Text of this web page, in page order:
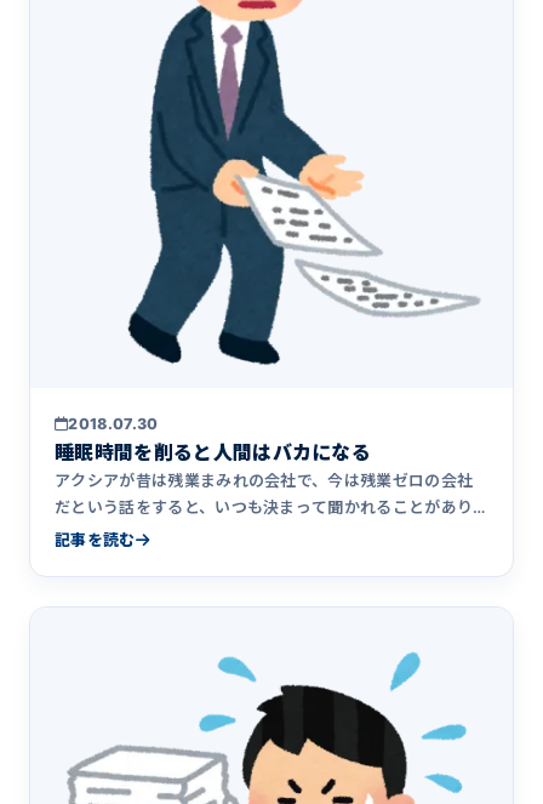
2018.07.30
睡眠時間を削ると人間はバカになる
アクシアが昔は残業まみれの会社で、今は残業ゼロの会社
だという話をすると、いつも決まって聞かれることがあり
ます。 売上落ち&hellip;
記事を読む